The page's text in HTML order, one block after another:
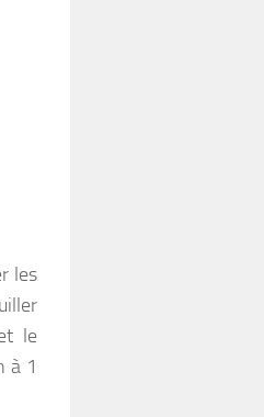
les
le
à 1